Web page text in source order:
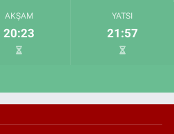
AKŞAM
20:23
YATSI
21:57